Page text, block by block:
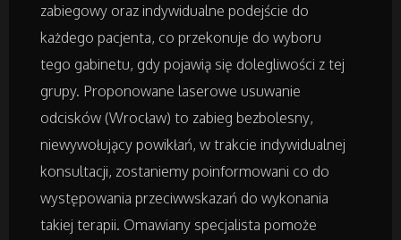
Kursy i Szkolenia
Tłumaczenia
Książki, Czasopisma
Handel Online
Biżuteria
zabiegowy oraz indywidualne podejście do
każdego pacjenta, co przekonuje do wyboru
tego gabinetu, gdy pojawią się dolegliwości z tej
grupy. Proponowane laserowe usuwanie
odcisków (Wrocław) to zabieg bezbolesny,
niewywołujący powikłań, w trakcie indywidualnej
konsultacji, zostaniemy poinformowani co do
występowania przeciwwskazań do wykonania
takiej terapii. Omawiany specjalista pomoże